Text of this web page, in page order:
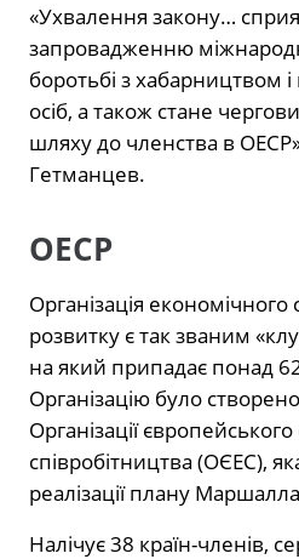
«Ухвалення закону…
запровадженню
боротьбі з хабарництвом
осіб, а також стане
шляху до членства в
Гетманцев.
ОЕСР
Організація економічного
розвитку є так званим
на який припадає понад
Організацію було
Організації
співробітництва (ОЄЕС),
реалізації плану
Налічує 38 країн-членів,